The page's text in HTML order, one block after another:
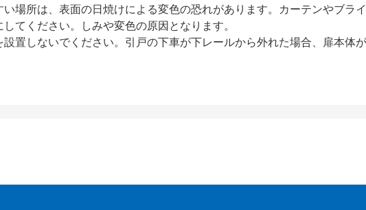
場所は、表面の日焼けによる変色の恐れがあります。カーテンやブラ
てください。しみや変色の原因となります。
置しないでください。引戸の下車が下レールから外れた場合、扉本体